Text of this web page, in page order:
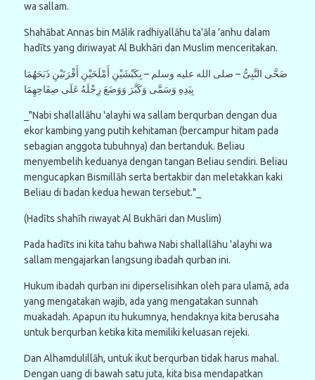
wa sallam.
Shahābat Annas bin Mālik radhiyallāhu ta'āla 'anhu dalam
hadīts yang diriwayat Al Bukhāri dan Muslim menceritakan.
ﺿَﺤَّﻰ ﺍﻟﻨَّﺒِﻰُّ – ﺻﻠﻰ ﺍﻟﻠﻪ ﻋﻠﻴﻪ ﻭﺳﻠﻢ – ﺑِﻜَﺒْﺸَﻴْﻦِ ﺃَﻣْﻠَﺤَﻴْﻦِ ﺃَﻗْﺮَﻧَﻴْﻦِ ﺫَﺑَﺤَﻬُﻤَﺎ
ﺑِﻴَﺪِﻩِ ﻭَﺳَﻤَّﻰ ﻭَﻛَﺒَّﺮَ ﻭَﻭَﺿَﻊَ ﺭِﺟْﻠَﻪُ ﻋَﻠَﻰ ﺻِﻔَﺎﺣِﻬِﻤَﺎ
_"Nabi shallallāhu 'alayhi wa sallam berqurban dengan dua
ekor kambing yang putih kehitaman (bercampur hitam pada
sebagian anggota tubuhnya) dan bertanduk. Beliau
menyembelih keduanya dengan tangan Beliau sendiri. Beliau
mengucapkan Bismillāh serta bertakbir dan meletakkan kaki
Beliau di badan kedua hewan tersebut."_
(Hadīts shahīh riwayat Al Bukhāri dan Muslim)
Pada hadīts ini kita tahu bahwa Nabi shallallāhu 'alayhi wa
sallam mengajarkan langsung ibadah qurban ini.
Hukum ibadah qurban ini diperselisihkan oleh para ulamā, ada
yang mengatakan wajib, ada yang mengatakan sunnah
muakadah. Apapun itu hukumnya, hendaknya kita berusaha
untuk berqurban ketika kita memiliki keluasan rejeki.
Dan Alhamdulillāh, untuk ikut berqurban tidak harus mahal.
Dengan uang di bawah satu juta, kita bisa mendapatkan